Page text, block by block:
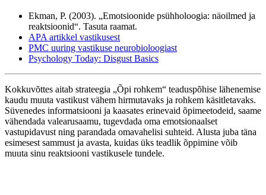
Ekman, P. (2003). „Emotsioonide psühholoogia: näoilmed ja
reaktsioonid“. Tasuta raamat.
APA artikkel vastikusest
PMC uuring vastikuse neurobioloogiast
Psychology Today: Disgust Basics
Kokkuvõttes aitab strateegia „Õpi rohkem“ teaduspõhise lähenemise
kaudu muuta vastikust vähem hirmutavaks ja rohkem käsitletavaks.
Süvenedes informatsiooni ja kaasates erinevaid õpimeetodeid, saame
vähendada valearusaamu, tugevdada oma emotsionaalset
vastupidavust ning parandada omavahelisi suhteid. Alusta juba täna
esimesest sammust ja avasta, kuidas üks teadlik õppimine võib
muuta sinu reaktsiooni vastikusele tundele.